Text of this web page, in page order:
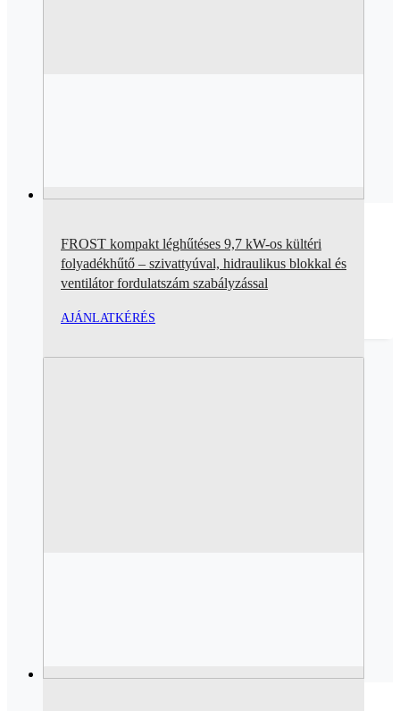
FROST kompakt léghűtéses 9,7 kW-os kültéri
folyadékhűtő – szivattyúval, hidraulikus blokkal és
ventilátor fordulatszám szabályzással
AJÁNLATKÉRÉS